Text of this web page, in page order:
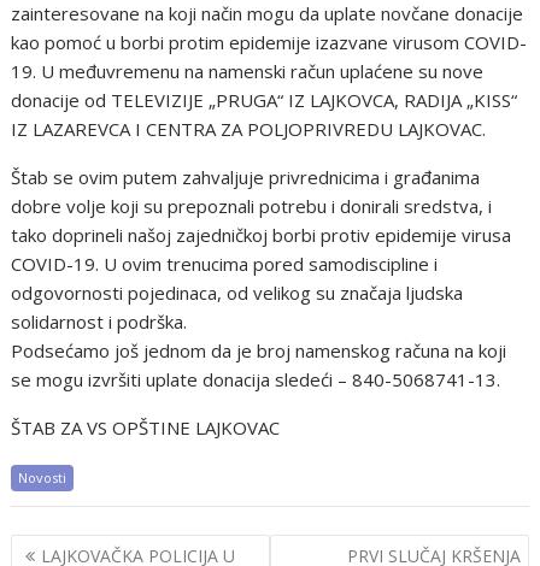
zainteresovane na koji način mogu da uplate novčane donacije
kao pomoć u borbi protim epidemije izazvane virusom COVID-
19. U međuvremenu na namenski račun uplaćene su nove
donacije od TELEVIZIJE „PRUGA“ IZ LAJKOVCA, RADIJA „KISS“
IZ LAZAREVCA I CENTRA ZA POLJOPRIVREDU LAJKOVAC.
Štab se ovim putem zahvaljuje privrednicima i građanima
dobre volje koji su prepoznali potrebu i donirali sredstva, i
tako doprineli našoj zajedničkoj borbi protiv epidemije virusa
COVID-19. U ovim trenucima pored samodiscipline i
odgovornosti pojedinaca, od velikog su značaja ljudska
solidarnost i podrška.
Podsećamo još jednom da je broj namenskog računa na koji
se mogu izvršiti uplate donacija sledeći – 840-5068741-13.
ŠTAB ZA VS OPŠTINE LAJKOVAC
Novosti
Post
LAJKOVAČKA POLICIJA U
PRVI SLUČAJ KRŠENJA